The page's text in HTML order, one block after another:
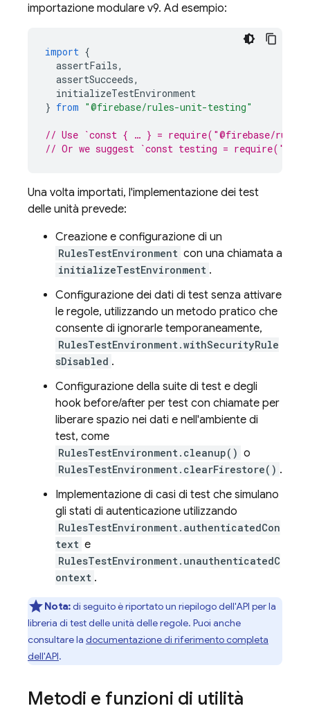
importazione modulare v9. Ad esempio:
import {
assertFails,
assertSucceeds,
initializeTestEnvironment
} from "@firebase/rules-unit-testing"
// Use `const { … } = require("@firebase/
// Or we suggest `const testing =
Una volta importati, l'implementazione dei test
delle unità prevede:
Creazione e configurazione di un
RulesTestEnvironment con una chiamata a
initializeTestEnvironment .
Configurazione dei dati di test senza attivare
le regole, utilizzando un metodo pratico che
consente di ignorarle temporaneamente,
RulesTestEnvironment.withSecurityRule
sDisabled .
Configurazione della suite di test e degli
hook before/after per test con chiamate per
liberare spazio nei dati e nell'ambiente di
test, come
RulesTestEnvironment.cleanup() o
RulesTestEnvironment.clearFirestore() .
Implementazione di casi di test che simulano
gli stati di autenticazione utilizzando
RulesTestEnvironment.authenticatedCon
text e
RulesTestEnvironment.unauthenticatedC
ontext .
Nota:di seguito è riportato un riepilogo dell'API per la
libreria di test delle unità delle regole. Puoi anche
consultare la documentazione di riferimento completa
dell'API.
Metodi e funzioni di utilità